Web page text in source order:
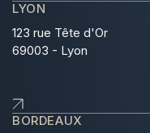
LYON
123 rue Tête d'Or
69003 - Lyon
BORDEAUX